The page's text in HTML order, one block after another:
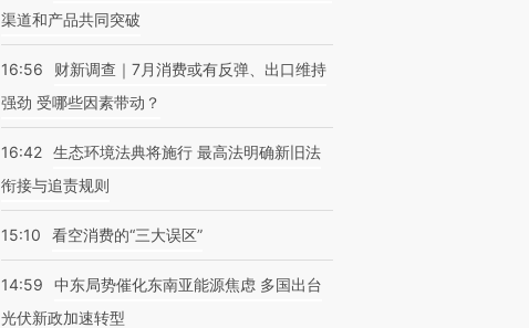
渠道和产品共同突破
16:56
财新调查｜7月消费或有反弹、出口维持
强劲 受哪些因素带动？
16:42 生态环境法典将施行 最高法明确新旧法
衔接与追责规则
15:10 看空消费的“三大误区”
14:59
中东局势催化东南亚能源焦虑 多国出台
光伏新政加速转型